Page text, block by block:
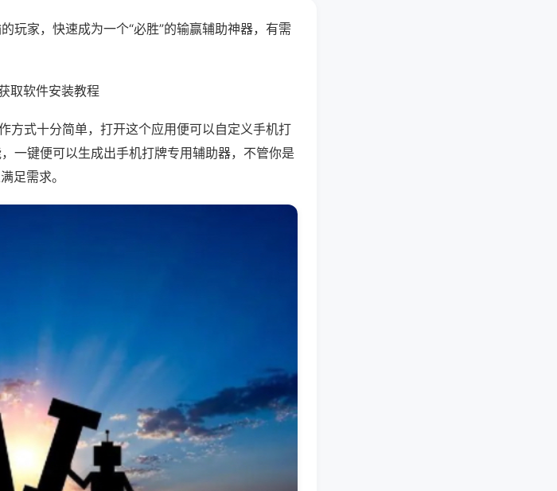
玩家，快速成为一个“必胜”的输赢辅助神器，有需
取软件安装教程
方式十分简单，打开这个应用便可以自定义手机打
一键便可以生成出手机打牌专用辅助器，不管你是
足需求。